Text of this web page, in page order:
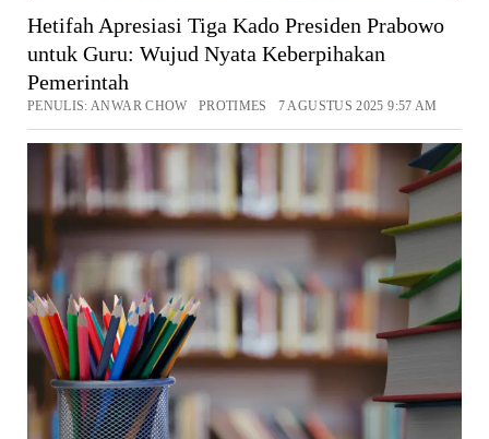
Hetifah Apresiasi Tiga Kado Presiden Prabowo
untuk Guru: Wujud Nyata Keberpihakan
Pemerintah
PENULIS: ANWAR CHOW PROTIMES 7 AGUSTUS 2025 9:57 AM